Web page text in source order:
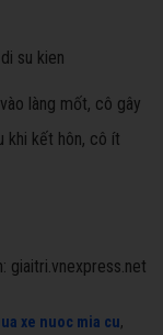
làng mốt, cô gây
khi kết hôn, cô ít
giaitri.vnexpress.net
xe nuoc mia cu,